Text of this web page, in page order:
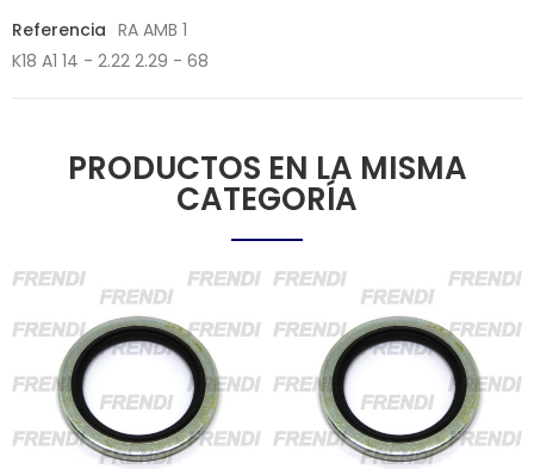
Referencia RA AMB 1
K18 A1 14 - 2.22 2.29 - 68
PRODUCTOS EN LA MISMA
CATEGORÍA